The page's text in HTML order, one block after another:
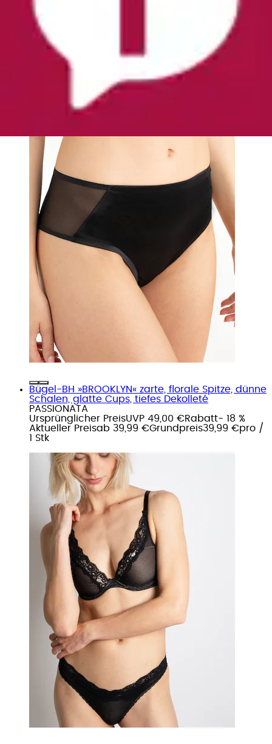
Taillenslip »BIANCA« leichte Satin-Mikrofaser,
elastisch
PASSIONATA
Ursprünglicher Preis
Rabatt
Grundpreis21,99 €
Bügel-BH »BROOKLYN« zarte, florale Spitze, dünne
Schalen, glatte Cups, tiefes Dekolleté
PASSIONATA
Ursprünglicher PreisUVP 49,00 €Rabatt- 18 %
Aktueller Preisab 39,99 €Grundpreis39,99 €pro /
1 Stk